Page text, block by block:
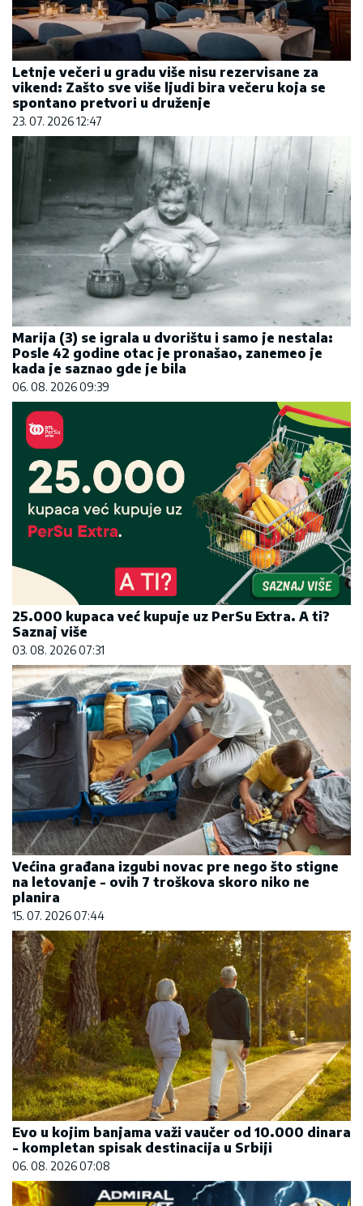
Letnje večeri u gradu više nisu rezervisane za
vikend: Zašto sve više ljudi bira večeru koja se
spontano pretvori u druženje
23. 07. 2026 12:47
Marija (3) se igrala u dvorištu i samo je nestala:
Posle 42 godine otac je pronašao, zanemeo je
kada je saznao gde je bila
06. 08. 2026 09:39
25.000 kupaca već kupuje uz PerSu Extra. A ti?
Saznaj više
03. 08. 2026 07:31
Većina građana izgubi novac pre nego što stigne
na letovanje - ovih 7 troškova skoro niko ne
planira
15. 07. 2026 07:44
Evo u kojim banjama važi vaučer od 10.000 dinara
- kompletan spisak destinacija u Srbiji
06. 08. 2026 07:08